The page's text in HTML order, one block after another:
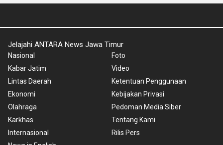
Jelajahi ANTARA News Jawa Timur
Nasional
Kabar Jatim
Lintas Daerah
Ekonomi
Olahraga
Karkhas
Internasional
Foto
Video
Ketentuan Penggunaan
Kebijakan Privasi
Pedoman Media Siber
Tentang Kami
Rilis Pers